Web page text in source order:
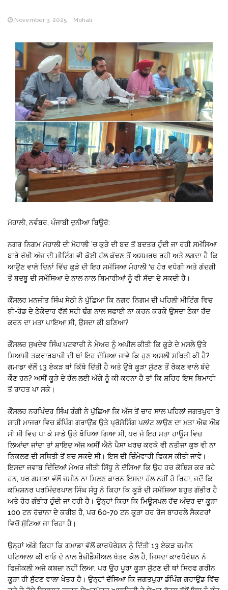
November 3, 2025 Mohali
ਮੋਹਾਲੀ, ਨਵੰਬਰ, ਪੰਜਾਬੀ ਦੁਨੀਆ ਬਿਊਰੋ:
ਨਗਰ ਨਿਗਮ ਮੋਹਾਲੀ ਦੀ ਮੋਹਾਲੀ ’ਚ ਕੁੜੇ ਦੀ ਬਦ ਤੋਂ ਬਦਤਰ ਹੁੰਦੀ ਜਾ ਰਹੀ ਸਮੱਸਿਆ
ਬਾਰੇ ਰੱਖੀ ਅੱਜ ਦੀ ਮੀਟਿੰਗ ਵੀ ਕੋਈ ਹੱਲ ਕੱਢਣ ਤੋਂ ਅਸਮਰਥ ਰਹੀ ਅਤੇ ਲਗਦਾ ਹੈ ਕਿ
ਆਉਣ ਵਾਲੇ ਦਿਨਾਂ ਵਿੱਚ ਕੁੜੇ ਦੀ ਇਹ ਸਮੱਸਿਆ ਮੋਹਾਲੀ ‘ਚ ਹੋਰ ਵਧੇਗੀ ਅਤੇ ਗੰਦਗੀ
ਤੋਂ ਬਦਬੂ ਦੀ ਸਮੱਸਿਆ ਦੇ ਨਾਲ ਨਾਲ ਬਿਮਾਰੀਆਂ ਨੂੰ ਵੀ ਸੱਦਾ ਦੇ ਸਕਦੀ ਹੈ।
ਕੌਂਸਲਰ ਮਨਜੀਤ ਸਿੰਘ ਸੇਠੀ ਨੇ ਪੁੱਛਿਆ ਕਿ ਨਗਰ ਨਿਗਮ ਦੀ ਪਹਿਲੀ ਮੀਟਿੰਗ ਵਿਚ
ਬੀ-ਰੋਡ ਦੇ ਠੇਕੇਦਾਰ ਵੱਲੋਂ ਸਹੀ ਢੰਗ ਨਾਲ ਸਫਾਈ ਨਾ ਕਰਨ ਕਰਕੇ ਉਸਦਾ ਠੇਕਾ ਰੱਦ
ਕਰਨ ਦਾ ਮਤਾ ਪਾਇਆ ਸੀ, ਉਸਦਾ ਕੀ ਬਣਿਆ?
ਕੌਂਸਲਰ ਸੁਖਦੇਵ ਸਿੰਘ ਪਟਵਾਰੀ ਨੇ ਮੇਅਰ ਨੂੰ ਅਪੀਲ ਕੀਤੀ ਕਿ ਕੂੜੇ ਦੇ ਮਸਲੇ ਉਤੇ
ਸਿਆਸੀ ਤਕਰਾਰਬਾਜ਼ੀ ਦੀ ਥਾਂ ਇਹ ਦੱਸਿਆ ਜਾਵੇ ਕਿ ਹੁਣ ਅਸਲੀ ਸਥਿਤੀ ਕੀ ਹੈ?
ਗਮਾਡਾ ਵੱਲੋਂ 13 ਏਕੜ ਥਾਂ ਕਿੱਥੇ ਦਿੱਤੀ ਹੈ ਅਤੇ ਉਥੇ ਕੂੜਾ ਸੁੱਟਣ ਤੋਂ ਰੋਕਣ ਵਾਲੇ ਬੰਦੇ
ਕੌਣ ਹਨ? ਅਸੀਂ ਕੂੜੇ ਦੇ ਹੱਲ ਲਈ ਅੱਗੇ ਨੂੰ ਕੀ ਕਰਨਾ ਹੈ ਤਾਂ ਕਿ ਸ਼ਹਿਰ ਇਸ ਬਿਮਾਰੀ
ਤੋਂ ਰਾਹਤ ਪਾ ਸਕੇ।
ਕੌਂਸਲਰ ਨਰਪਿੰਦਰ ਸਿੰਘ ਰੰਗੀ ਨੇ ਪੁੱਛਿਆ ਕਿ ਅੱਜ ਤੋਂ ਚਾਰ ਸਾਲ ਪਹਿਲਾਂ ਜਗਤਪੁਰਾ ਤੇ
ਸ਼ਾਹੀ ਮਾਜਰਾ ਵਿਚ ਡੰਪਿੰਗ ਗਰਾਉਂਡ ਉਤੇ ਪ੍ਰੋਸੋਸਿੰਗ ਪਲਾਂਟ ਲਾਉਣ ਦਾ ਮਤਾ ਐਫ ਐਂਡ
ਸੀ ਸੀ ਵਿਚ ਪਾ ਕੇ ਸਾਡੇ ਉਤੇ ਥੋਪਿਆ ਗਿਆ ਸੀ, ਪਰ ਜੇ ਇਹ ਮਤਾ ਹਾਊਸ ਵਿਚ
ਲਿਆਂਦਾ ਜਾਂਦਾ ਤਾਂ ਸ਼ਾਇਦ ਅੱਜ ਅਸੀਂ ਐਨੇ ਪੈਸਾ ਖਰਚ ਕਰਕੇ ਵੀ ਨਤੀਜਾ ਕੁਝ ਵੀ ਨਾ
ਨਿਕਲਣ ਦੀ ਸਥਿਤੀ ਤੋਂ ਬਚ ਸਕਦੇ ਸੀ। ਇਸ ਦੀ ਜ਼ਿੰਮੇਵਾਰੀ ਫਿਕਸ ਕੀਤੀ ਜਾਵੇ।
ਇਸਦਾ ਜਵਾਬ ਦਿੰਦਿਆਂ ਮੇਅਰ ਜੀਤੀ ਸਿੱਧੂ ਨੇ ਦੱਸਿਆ ਕਿ ਉਹ ਹਰ ਕੋਸ਼ਿਸ਼ ਕਰ ਰਹੇ
ਹਨ, ਪਰ ਗਮਾਡਾ ਵੱਲੋਂ ਜਮੀਨ ਨਾ ਮਿਲਣ ਕਾਰਨ ਇਸਦਾ ਹੱਲ ਨਹੀਂ ਹੋ ਰਿਹਾ, ਜਦੋਂ ਕਿ
ਕਮਿਸ਼ਨਰ ਪਰਮਿੰਦਰਪਾਲ ਸਿੰਘ ਸੰਧੂ ਨੇ ਕਿਹਾ ਕਿ ਕੂੜੇ ਦੀ ਸਮੱਸਿਆ ਬਹੁਤ ਗੰਭੀਰ ਹੈ
ਅਤੇ ਹੋਰ ਗੰਭੀਰ ਹੁੰਦੀ ਜਾ ਰਹੀ ਹੈ। ਉਨ੍ਹਾਂ ਕਿਹਾ ਕਿ ਮਿਊਸਪਲ ਹੱਦ ਅੰਦਰ ਦਾ ਕੂੜਾ
100 ਟਨ ਰੋਜ਼ਾਨਾ ਦੇ ਕਰੀਬ ਹੈ, ਪਰ 60-70 ਟਨ ਕੂੜਾ ਹਰ ਰੋਜ ਬਾਹਰਲੇ ਸੈਕਟਰਾਂ
ਵਿਚੋਂ ਸੁੱਟਿਆ ਜਾ ਰਿਹਾ ਹੈ।
ਉਨ੍ਹਾਂ ਅੱਗੇ ਕਿਹਾ ਕਿ ਗਮਾਡਾ ਵੱਲੋਂ ਕਾਰਪੋਰੇਸ਼ਨ ਨੂੰ ਦਿੱਤੀ 13 ਏਕੜ ਜ਼ਮੀਨ
ਪਟਿਆਲਾ ਕੀ ਰਾਓ ਦੇ ਨਾਲ ਰੈਜ਼ੀਡੈਸੀਅਲ ਖੇਤਰ ਕੋਲ ਹੈ, ਜਿਸਦਾ ਕਾਰਪੋਰੇਸ਼ਨ ਨੇ
ਫਿਜ਼ੀਕਲੀ ਅਜੇ ਕਬਜ਼ਾ ਨਹੀਂ ਲਿਆ, ਪਰ ਉਹ ਪੂਰਾ ਕੂੜਾ ਸੁੱਟਣ ਦੀ ਥਾਂ ਸਿਰਫ ਗਰੀਨ
ਕੂੜਾ ਹੀ ਸੁੱਟਣ ਵਾਲਾ ਖੇਤਰ ਹੈ। ਉਨ੍ਹਾਂ ਦੱਸਿਆ ਕਿ ਜਗਤਪੁਰਾ ਡੰਪਿੰਗ ਗਰਾਉਂਡ ਵਿੱਚ